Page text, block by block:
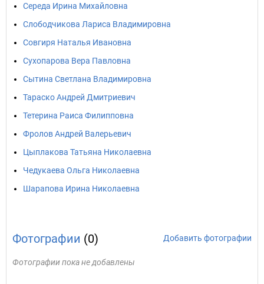
Середа Ирина Михайловна
Слободчикова Лариса Владимировна
Совгиря Наталья Ивановна
Сухопарова Вера Павловна
Сытина Светлана Владимировна
Тараско Андрей Дмитриевич
Тетерина Раиса Филипповна
Фролов Андрей Валерьевич
Цыплакова Татьяна Николаевна
Чедукаева Ольга Николаевна
Шарапова Ирина Николаевна
Фотографии (0) Добавить фотографии
Фотографии пока не добавлены